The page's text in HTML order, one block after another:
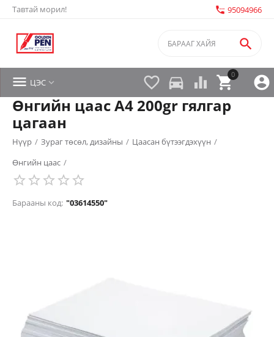
Тавтай морил! settings_phone 95094966


0

 directions_car 
 ЦЭС 
Өнгийн цаас A4 200gr гялгар
цагаан
Нүүр / Зураг төсөл, дизайны / Цаасан бүтээгдэхүүн /
Өнгийн цаас /
Барааны код: "03614550"